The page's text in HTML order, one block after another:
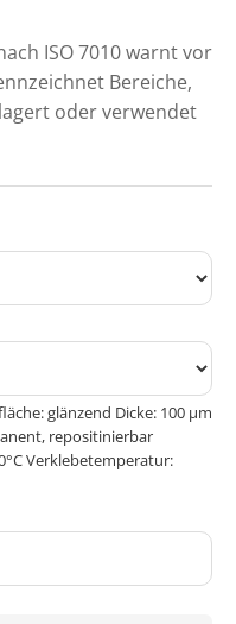
ISO 7010 warnt vor
Bereiche,
oder verwendet
glänzend Dicke: 100 μm
repositinierbar
Verklebetemperatur: